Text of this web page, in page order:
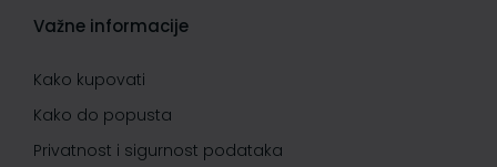
Važne informacije
Kako kupovati
Kako do popusta
Privatnost i sigurnost podataka